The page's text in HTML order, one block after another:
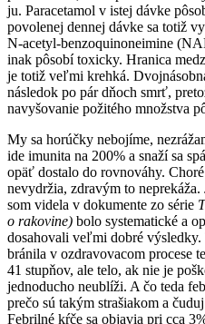
ju. Paracetamol v istej dávke
povolenej dennej dávke sa totiž
N-acetyl-benzoquinoneimine
inak pôsobí toxicky. Hranica
je totiž veľmi krehká.
následok po pár dňoch smrť,
navyšovanie požitého množstva
My sa horúčky nebojíme,
ide imunita na 200% a snaží sa
opäť dostalo do rovnováhy.
nevydržia, zdravým to
som videla v dokumente zo série
o rakovine) bolo systematické a
dosahovali veľmi dobré
bránila v ozdravovacom procese
41 stupňov, ale telo, ak nie je
jednoducho neublíži. A čo teda
prečo sú takým strašiakom a
Febrilné kŕče sa objavia pri cca